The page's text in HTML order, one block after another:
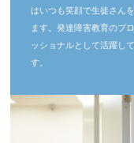
はいつも笑顔で生徒さんを
ます。発達障害教育のプ
ッショナルとして活躍し
す。